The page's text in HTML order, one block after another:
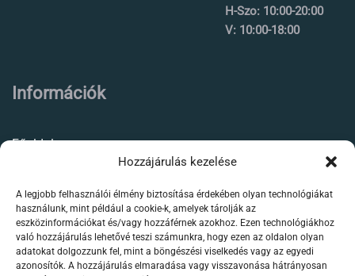
Hozzájárulás kezelése
A legjobb felhasználói élmény biztosítása érdekében olyan technológiákat
használunk, mint például a cookie-k, amelyek tárolják az
eszközinformációkat és/vagy hozzáférnek azokhoz. Ezen technológiákhoz
való hozzájárulás lehetővé teszi számunkra, hogy ezen az oldalon olyan
adatokat dolgozzunk fel, mint a böngészési viselkedés vagy az egyedi
azonosítók. A hozzájárulás elmaradása vagy visszavonása hátrányosan
H-Szo: 10:00-20:00
V: 10:00-18:00
Információk
Főoldal
Élőállat kereskedés
Forgalmazott termékeink
Szaktanácsadás /